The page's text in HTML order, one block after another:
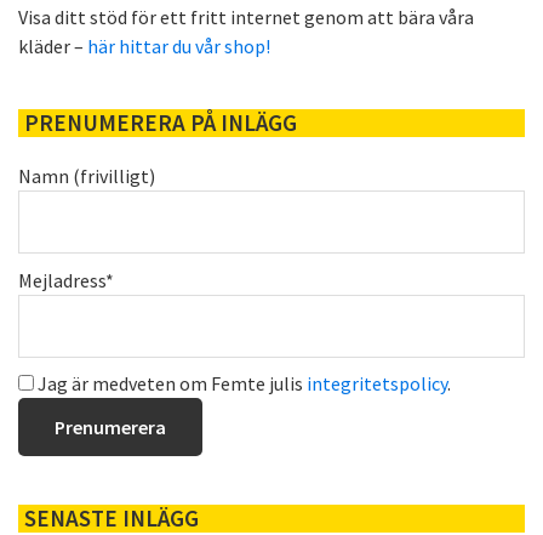
Visa ditt stöd för ett fritt internet genom att bära våra
kläder – här hittar du vår shop!
PRENUMERERA PÅ INLÄGG
Namn (frivilligt)
Mejladress*
Jag är medveten om Femte julis integritetspolicy.
SENASTE INLÄGG